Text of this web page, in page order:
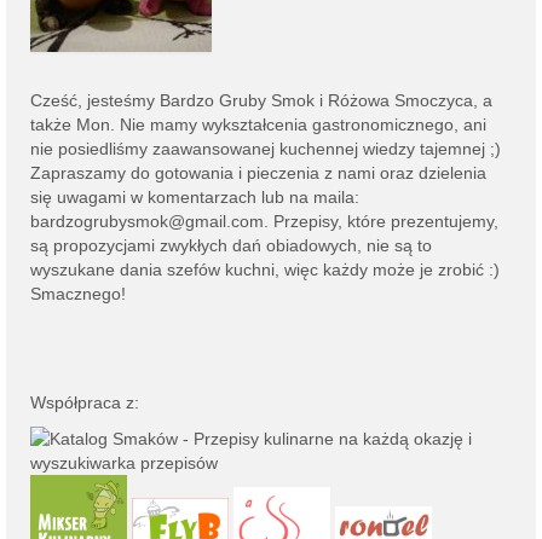
Cześć, jesteśmy Bardzo Gruby Smok i Różowa Smoczyca, a
także Mon. Nie mamy wykształcenia gastronomicznego, ani
nie posiedliśmy zaawansowanej kuchennej wiedzy tajemnej ;)
Zapraszamy do gotowania i pieczenia z nami oraz dzielenia
się uwagami w komentarzach lub na maila:
bardzogrubysmok@gmail.com. Przepisy, które prezentujemy,
są propozycjami zwykłych dań obiadowych, nie są to
wyszukane dania szefów kuchni, więc każdy może je zrobić :)
Smacznego!
Współpraca z: